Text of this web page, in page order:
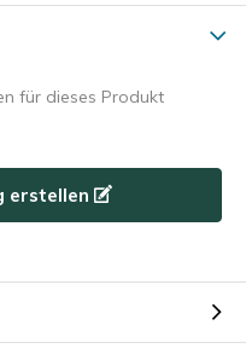
für dieses Produkt
erstellen